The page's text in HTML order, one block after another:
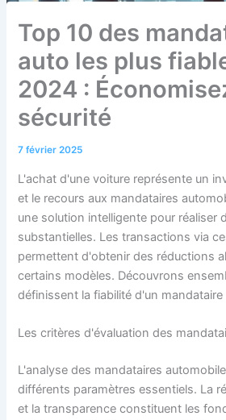
Top 10 des
auto les plus
2024 :
sécurité
7 février 2025
L'achat d'une voiture représente un
et le recours aux mandataires
une solution intelligente pour réaliser
substantielles. Les transactions via
permettent d'obtenir des réductions
certains modèles. Découvrons
définissent la fiabilité d'un
Les critères d'évaluation des
L'analyse des mandataires
différents paramètres essentiels. La
et la transparence constituent les